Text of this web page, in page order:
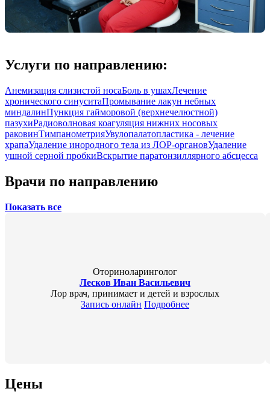
Услуги по направлению:
Анемизация слизистой носаБоль в ушахЛечение
хронического синуситаПромывание лакун небных
миндалинПункция гайморовой (верхнечелюстной)
пазухиРадиоволновая коагуляция нижних носовых
раковинТимпанометрияУвулопалатопластика - лечение
храпаУдаление инородного тела из ЛОР-органовУдаление
ушной серной пробкиВскрытие паратонзиллярного абсцесса
Врачи по направлению
Показать все
Оториноларинголог
Лесков Иван Васильевич
Лор врач, принимает и детей и взрослых
Запись онлайн Подробнее
Цены